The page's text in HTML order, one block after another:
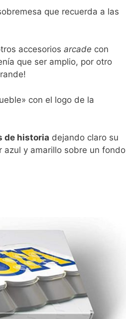
que recuerda a las
accesorios arcade con
que ser amplio, por otro
con el logo de la
de historia dejando claro su
azul y amarillo sobre un fondo